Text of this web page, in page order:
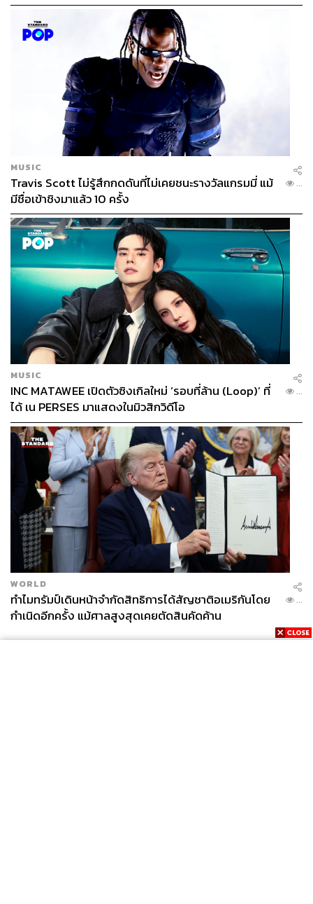
MUSIC
Travis Scott ไม่รู้สึกกดดันที่ไม่เคยชนะรางวัลแกรมมี่ แม้
มีชื่อเข้าชิงมาแล้ว 10 ครั้ง
...
MUSIC
INC MATAWEE เปิดตัวซิงเกิลใหม่ ‘รอบที่ล้าน (Loop)’ ที่
ได้ เน PERSES มาแสดงในมิวสิกวิดีโอ
...
WORLD
ทำไมทรัมป์เดินหน้าจำกัดสิทธิการได้สัญชาติอเมริกันโดย
กำเนิดอีกครั้ง แม้ศาลสูงสุดเคยตัดสินคัดค้าน
...